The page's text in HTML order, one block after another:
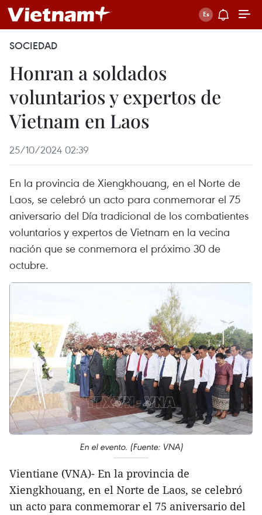
SOCIEDAD
Honran a soldados
voluntarios y expertos de
Vietnam en Laos
25/10/2024 02:39
En la provincia de Xiengkhouang, en el Norte de
Laos, se celebró un acto para conmemorar el 75
aniversario del Día tradicional de los combatientes
voluntarios y expertos de Vietnam en la vecina
nación que se conmemora el próximo 30 de
octubre.
En el evento. (Fuente: VNA)
Vientiane (VNA)- En la provincia de
Xiengkhouang, en el Norte de Laos, se celebró
un acto para conmemorar el 75 aniversario del